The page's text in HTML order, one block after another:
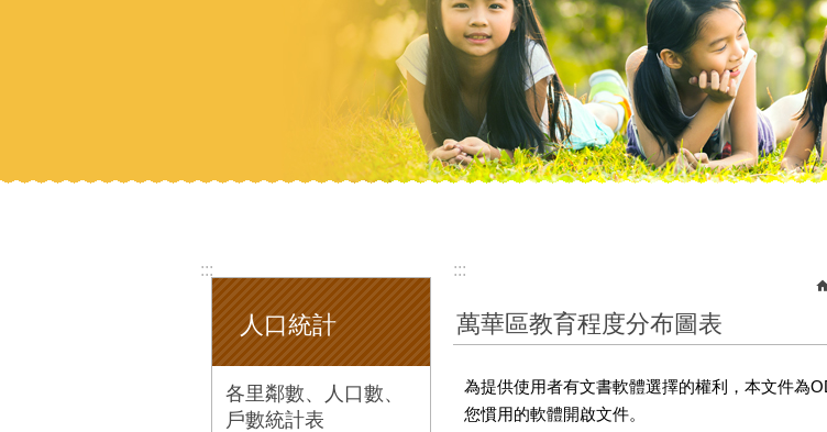
:::
人口統計
各里鄰數、人口數、
戶數統計表
:::
萬華區教育程度分布圖表
為提供使用者有文書軟體選擇的權利，本文件為
您慣用的軟體開啟文件。